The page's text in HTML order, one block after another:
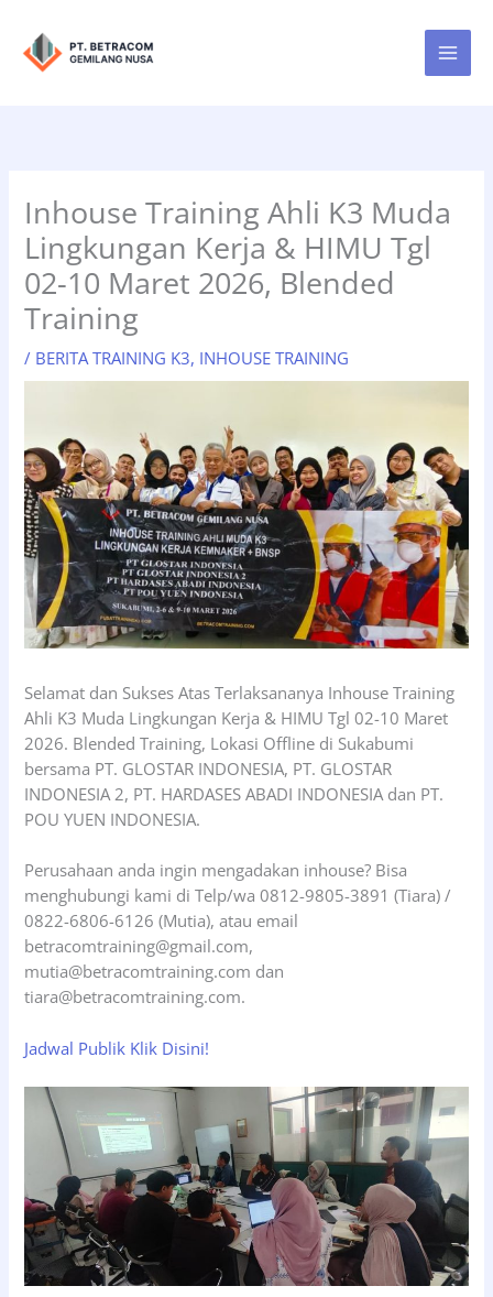
konten
Inhouse Training Ahli K3 Muda
Lingkungan Kerja & HIMU Tgl
02-10 Maret 2026, Blended
Training
/ BERITA TRAINING K3, INHOUSE TRAINING
Selamat dan Sukses Atas Terlaksananya Inhouse Training
Ahli K3 Muda Lingkungan Kerja & HIMU Tgl 02-10 Maret
2026. Blended Training, Lokasi Offline di Sukabumi
bersama PT. GLOSTAR INDONESIA, PT. GLOSTAR
INDONESIA 2, PT. HARDASES ABADI INDONESIA dan PT.
POU YUEN INDONESIA.
Perusahaan anda ingin mengadakan inhouse? Bisa
menghubungi kami di Telp/wa 0812-9805-3891 (Tiara) /
0822-6806-6126 (Mutia), atau email
betracomtraining@gmail.com,
mutia@betracomtraining.com dan
tiara@betracomtraining.com.
Jadwal Publik Klik Disini!